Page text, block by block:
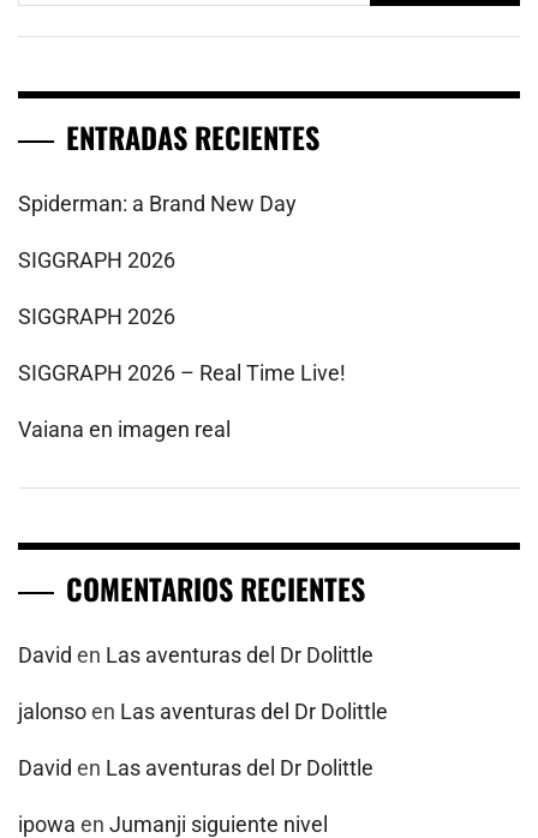
ENTRADAS RECIENTES
Spiderman: a Brand New Day
SIGGRAPH 2026
SIGGRAPH 2026
SIGGRAPH 2026 – Real Time Live!
Vaiana en imagen real
COMENTARIOS RECIENTES
David en Las aventuras del Dr Dolittle
jalonsoen Las aventuras del Dr Dolittle
David en Las aventuras del Dr Dolittle
ipowa en Jumanji siguiente nivel